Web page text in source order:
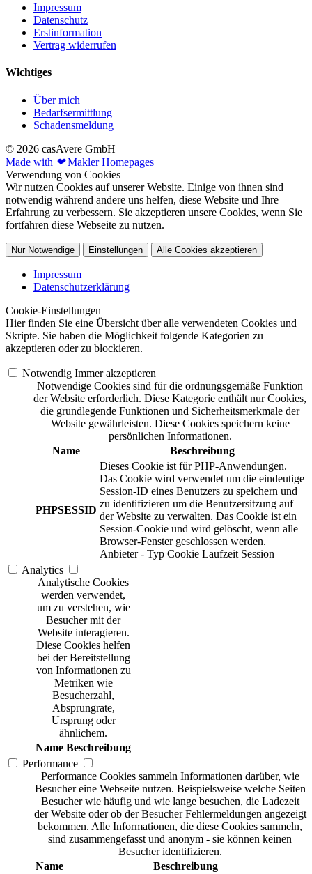
Impressum
Datenschutz
Erstinformation
Vertrag widerrufen
Wichtiges
Über mich
Bedarfsermittlung
Schadensmeldung
© 2026 casAvere GmbH
Made with ❤Makler Homepages
Verwendung von Cookies
Wir nutzen Cookies auf unserer Website. Einige von ihnen sind
notwendig während andere uns helfen, diese Website und Ihre
Erfahrung zu verbessern. Sie akzeptieren unsere Cookies, wenn Sie
fortfahren diese Webseite zu nutzen.
Nur Notwendige Einstellungen Alle Cookies akzeptieren
Impressum
Datenschutzerklärung
Cookie-Einstellungen
Hier finden Sie eine Übersicht über alle verwendeten Cookies und
Skripte. Sie haben die Möglichkeit folgende Kategorien zu
akzeptieren oder zu blockieren.
Notwendig Immer akzeptieren
Notwendige Cookies sind für die ordnungsgemäße Funktion
der Website erforderlich. Diese Kategorie enthält nur Cookies,
die grundlegende Funktionen und Sicherheitsmerkmale der
Website gewährleisten. Diese Cookies speichern keine
persönlichen Informationen.
Name
Beschreibung
PHPSESSID
Dieses Cookie ist für PHP-Anwendungen.
Das Cookie wird verwendet um die eindeutige
Session-ID eines Benutzers zu speichern und
zu identifizieren um die Benutzersitzung auf
der Website zu verwalten. Das Cookie ist ein
Session-Cookie und wird gelöscht, wenn alle
Browser-Fenster geschlossen werden.
Anbieter - Typ Cookie Laufzeit Session
Analytics
Analytische Cookies
werden verwendet,
um zu verstehen, wie
Besucher mit der
Website interagieren.
Diese Cookies helfen
bei der Bereitstellung
von Informationen zu
Metriken wie
Besucherzahl,
Absprungrate,
Ursprung oder
ähnlichem.
Name Beschreibung
Performance
Performance Cookies sammeln Informationen darüber, wie
Besucher eine Webseite nutzen. Beispielsweise welche Seiten
Besucher wie häufig und wie lange besuchen, die Ladezeit
der Website oder ob der Besucher Fehlermeldungen angezeigt
bekommen. Alle Informationen, die diese Cookies sammeln,
sind zusammengefasst und anonym - sie können keinen
Besucher identifizieren.
Name
Beschreibung